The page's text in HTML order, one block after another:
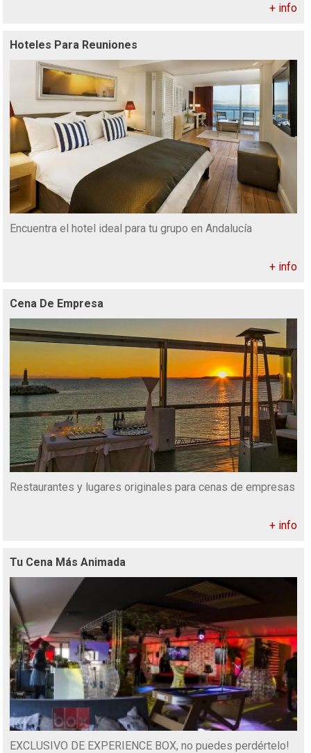
+ info
Hoteles Para Reuniones
Encuentra el hotel ideal para tu grupo en Andalucía
+ info
Cena De Empresa
Restaurantes y lugares originales para cenas de empresas
+ info
Tu Cena Más Animada
EXCLUSIVO DE EXPERIENCE BOX, no puedes perdértelo!